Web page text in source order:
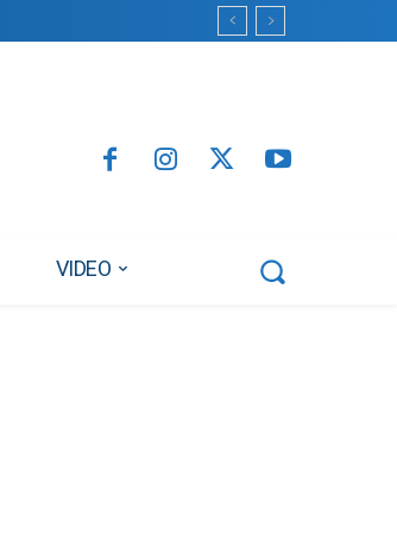
VIDEO